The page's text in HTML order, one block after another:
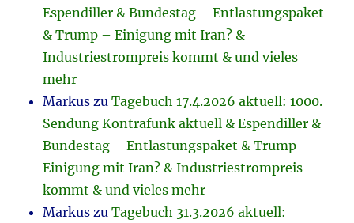
Espendiller & Bundestag – Entlastungspaket
& Trump – Einigung mit Iran? &
Industriestrompreis kommt & und vieles
mehr
Markus zuTagebuch 17.4.2026 aktuell: 1000.
Sendung Kontrafunk aktuell & Espendiller &
Bundestag – Entlastungspaket & Trump –
Einigung mit Iran? & Industriestrompreis
kommt & und vieles mehr
Markus zuTagebuch 31.3.2026 aktuell: